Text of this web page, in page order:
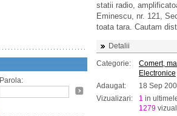
Parola:
statii radio,
Eminescu, nr. 121,
toata tara. Cautam
Detalii
Categorie:
Comert,
Electronice
Adaugat:
18 Sep
Vizualizari:
1 in
1279